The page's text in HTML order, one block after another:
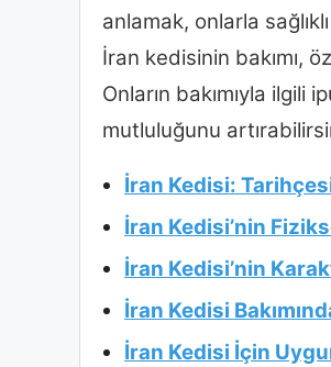
anlamak, onlarla
İran kedisinin bakımı,
Onların bakımıyla ilgili
mutluluğunu
İran Kedisi:
İran Kedisi’nin
İran Kedisi’nin
İran Kedisi
İran Kedisi İçin